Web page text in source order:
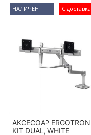
С доставка
НАЛИЧЕН
АКСЕСОАР ERGOTRON
KIT DUAL, WHITE